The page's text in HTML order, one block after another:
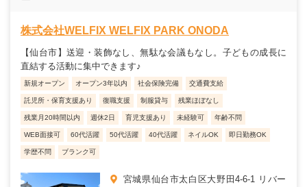
株式会社WELFIX WELFIX PARK ONODA
【仙台市】送迎・装飾なし、無駄な会議もなし。子どもの成長に
直結する活動に集中できます♪
新規オープン オープン3年以内 社会保険完備 交通費支給
託児所・保育支援あり 復職支援 制服貸与 残業ほぼなし
残業月20時間以内 週休2日 育児支援あり 未経験可 年齢不問
WEB面接可 60代活躍 50代活躍 40代活躍 ネイルOK 即日勤務OK
学歴不問 ブランク可
宮城県仙台市太白区大野田4-6-1 リバー